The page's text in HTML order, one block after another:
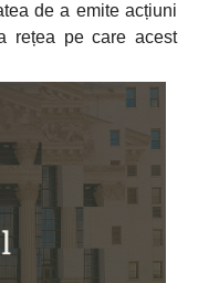
de a emite acțiuni
rețea pe care acest